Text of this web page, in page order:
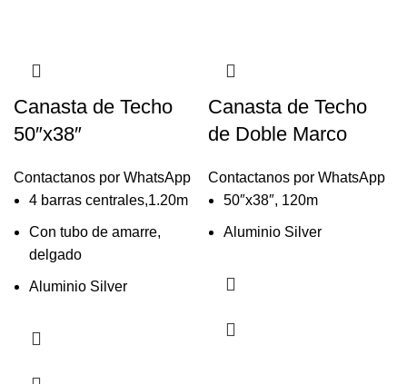
Canasta de Techo
50″x38″
Contactanos por WhatsApp
4 barras centrales,1.20m
Con tubo de amarre,
delgado
Aluminio Silver
Canasta de Techo
de Doble Marco
Contactanos por WhatsApp
50″x38″, 120m
Aluminio Silver